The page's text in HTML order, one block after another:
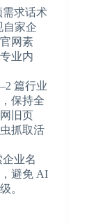
需求话术
自家企
网素
业内
篇行业
保持全
旧页
抓取活
业名
避免 AI
。